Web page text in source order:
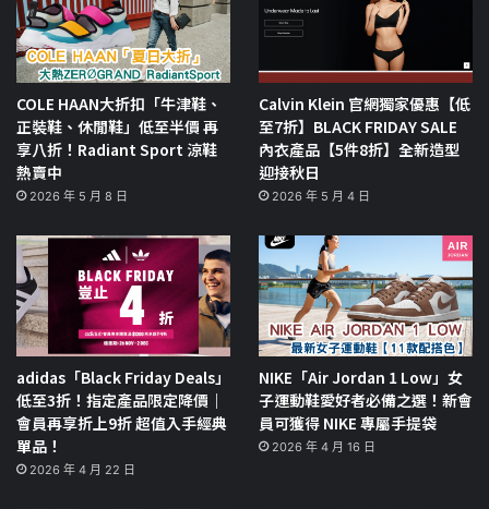
COLE HAAN大折扣「牛津鞋、
正裝鞋、休閒鞋」低至半價 再
享八折！Radiant Sport 涼鞋
熱賣中
2026 年 5 月 8 日
Calvin Klein 官網獨家優惠【低
至7折】BLACK FRIDAY SALE
內衣產品【5件8折】全新造型
迎接秋日
2026 年 5 月 4 日
adidas「Black Friday Deals」
低至3折！指定產品限定降價｜
會員再享折上9折 超值入手經典
單品！
2026 年 4 月 22 日
NIKE「Air Jordan 1 Low」女
子運動鞋愛好者必備之選！新會
員可獲得 NIKE 專屬手提袋
2026 年 4 月 16 日